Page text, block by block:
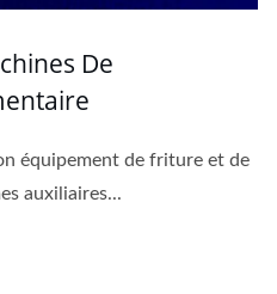
De
équipement de friture et de
auxiliaires...